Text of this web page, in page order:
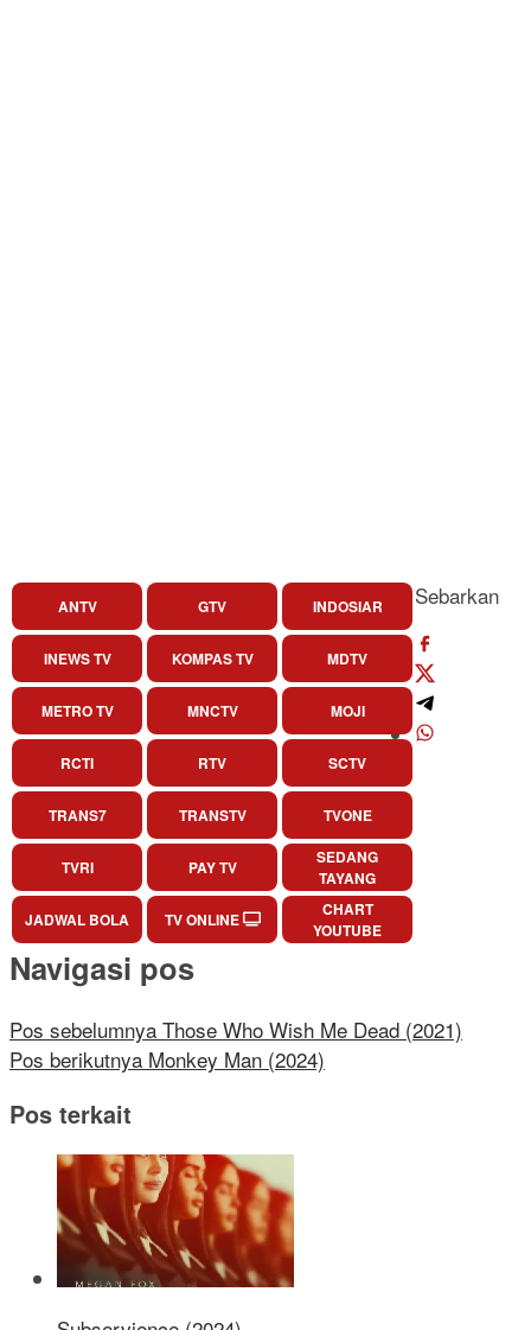
ANTV GTV INDOSIAR
INEWS TV KOMPAS TV MDTV
METRO TV MNCTV MOJI
RCTI RTV SCTV
TRANS7 TRANSTV TVONE
TVRI PAY TV
SEDANG
TAYANG
JADWAL BOLA
TV ONLINE
CHART
YOUTUBE
Sebarkan
Navigasi pos
Pos sebelumnya Those Who Wish Me Dead (2021)
Pos berikutnya Monkey Man (2024)
Pos terkait